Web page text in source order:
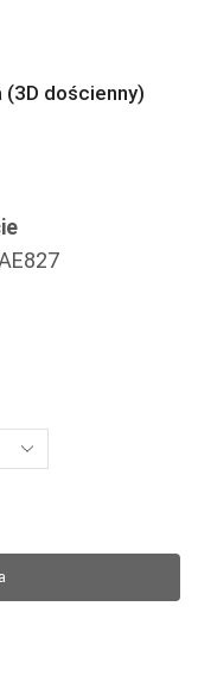
dościenny)